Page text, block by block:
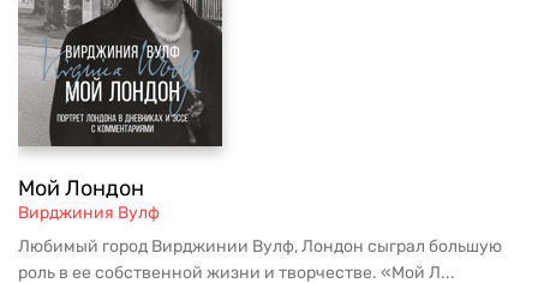
Мой Лондон
Вирджиния Вулф
Любимый город Вирджинии Вулф, Лондон сыграл большую
роль в ее собственной жизни и творчестве. «Мой Л...